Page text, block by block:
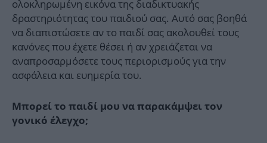
ολοκληρωμένη εικόνα της διαδικτυακής
δραστηριότητας του παιδιού σας. Αυτό σας βοηθά
να διαπιστώσετε αν το παιδί σας ακολουθεί τους
κανόνες που έχετε θέσει ή αν χρειάζεται να
αναπροσαρμόσετε τους περιορισμούς για την
ασφάλεια και ευημερία του.
Μπορεί το παιδί μου να παρακάμψει τον
γονικό έλεγχο;